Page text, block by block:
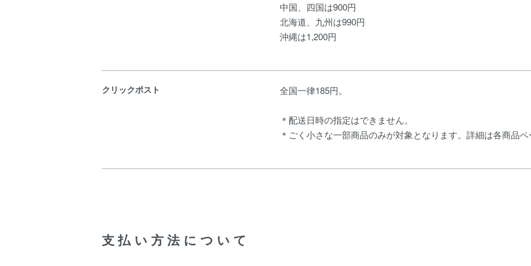
中国、四国は900円
北海道、九州は990円
沖縄は1,200円
クリックポスト 全国一律185円。
＊配送日時の指定はできません。
＊ごく小さな一部商品のみが対象となります。詳細は各商品ペ
支払い方法について